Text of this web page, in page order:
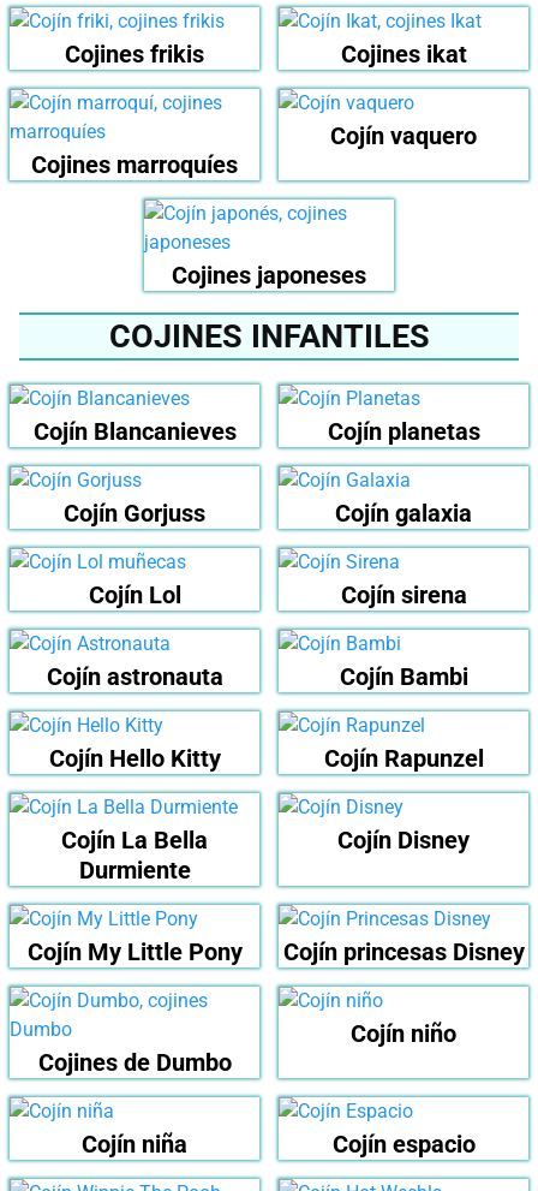
Cojines frikis Cojines ikat
Cojines marroquíes
Cojín vaquero
Cojines japoneses
COJINES INFANTILES
Cojín Blancanieves Cojín planetas
Cojín Gorjuss Cojín galaxia
Cojín Lol Cojín sirena
Cojín astronauta Cojín Bambi
Cojín Hello Kitty Cojín Rapunzel
Cojín La Bella
Durmiente
Cojín Disney
Cojín My Little Pony Cojín princesas Disney
Cojines de Dumbo
Cojín niño
Cojín niña Cojín espacio